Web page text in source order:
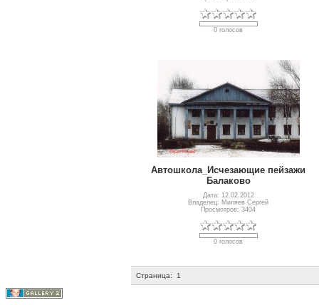
0 голосов
Автошкола_Исчезающие пейзажи
Балаково
Дата: 12.02.2012
Владелец: Миляев Сергей
Просмотров: 3404
0 голосов
Страница: 1